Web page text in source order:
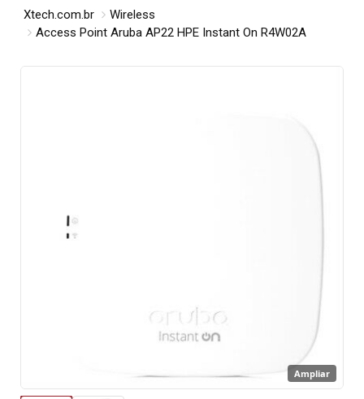
Xtech.com.br
Wireless
Access Point Aruba AP22 HPE Instant On R4W02A
Ampliar